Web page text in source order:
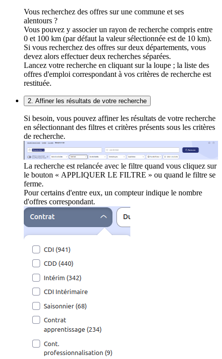
Vous recherchez des offres sur une commune et ses
alentours ?
Vous pouvez y associer un rayon de recherche compris entre
0 et 100 km (par défaut la valeur sélectionnée est de 10 km).
Si vous recherchez des offres sur deux départements, vous
devez alors effectuer deux recherches séparées.
Lancez votre recherche en cliquant sur la loupe ; la liste des
offres d'emploi correspondant à vos critères de recherche est
restituée.
2. Affiner les résultats de votre recherche
Si besoin, vous pouvez affiner les résultats de votre recherche
en sélectionnant des filtres et critères présents sous les critères
de recherche.
La recherche est relancée avec le filtre quand vous cliquez sur
le bouton « APPLIQUER LE FILTRE » ou quand le filtre se
ferme.
Pour certains d'entre eux, un compteur indique le nombre
d'offres correspondant.